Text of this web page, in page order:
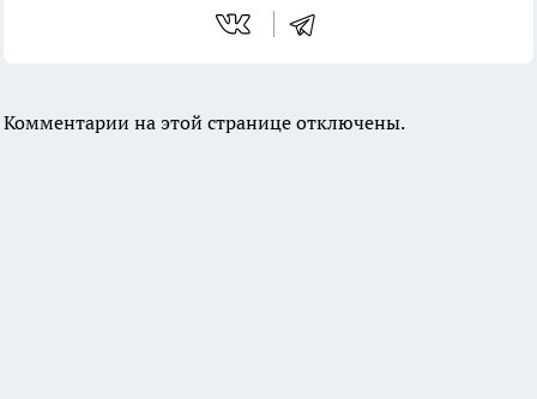
Комментарии на этой странице отключены.